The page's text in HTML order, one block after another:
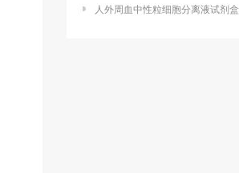
人外周血中性粒细胞分离液试剂盒